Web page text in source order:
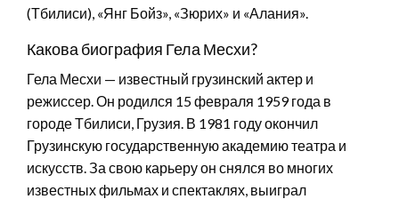
(Тбилиси), «Янг Бойз», «Зюрих» и «Алания».
Какова биография Гела Месхи?
Гела Месхи — известный грузинский актер и
режиссер. Он родился 15 февраля 1959 года в
городе Тбилиси, Грузия. В 1981 году окончил
Грузинскую государственную академию театра и
искусств. За свою карьеру он снялся во многих
известных фильмах и спектаклях, выиграл